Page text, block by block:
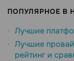
ПОПУЛЯРНОЕ В
Лучшие
Лучшие
рейтинг и